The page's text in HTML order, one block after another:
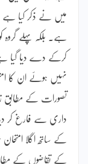
میں نے ذکر کیا
ہے۔ بلکہ پہلے گروہ
کرکے دے دیا گیا
نہیں ہوئے ان کا
تصورات کے مطابق
داری سے فارغ کر
کے ساتھ اگلا
کے تقاضوں کے